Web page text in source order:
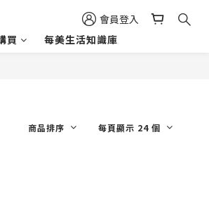
會員登入
買 每美生活知識庫
商品排序 每頁顯示 24 個